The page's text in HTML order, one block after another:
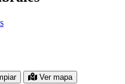
para ir a su página
Ver mapa